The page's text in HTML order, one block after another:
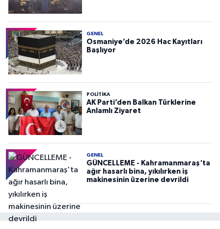
GENEL
Osmaniye’de 2026 Hac Kayıtları
Başlıyor
POLITIKA
AK Parti’den Balkan Türklerine
Anlamlı Ziyaret
GENEL
GÜNCELLEME - Kahramanmaraş'ta
ağır hasarlı bina, yıkılırken iş
makinesinin üzerine devrildi